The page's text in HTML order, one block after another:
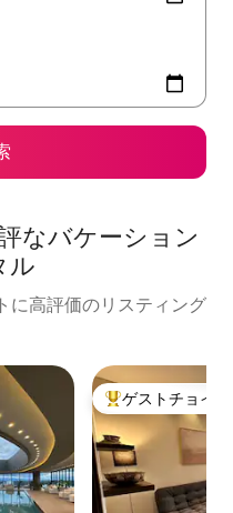
なバケーション
ル
に高評価のリスティング
大好評のゲスト
ゲストチョイス